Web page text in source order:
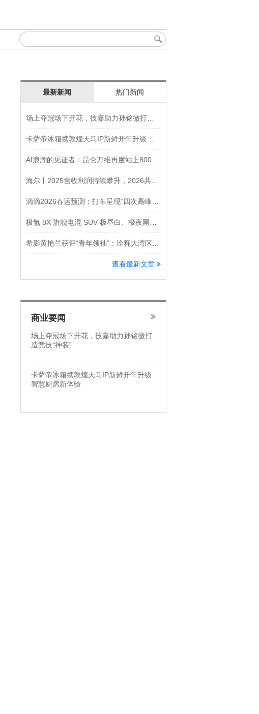
最新新闻 热门新闻
查看最新文章
商业要闻
场上夺冠场下开花，技嘉助力孙铭徽打
造竞技“神装”
卡萨帝冰箱携敦煌天马IP新鲜开年升级
智慧厨房新体验